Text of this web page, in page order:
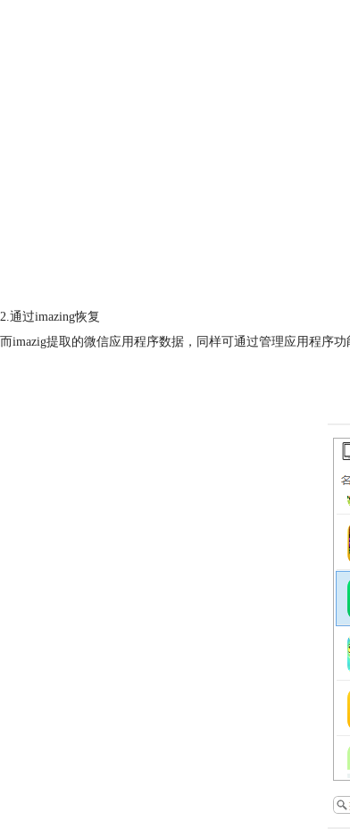
2.通过imazing恢复
而imazig提取的微信应用程序数据，同样可通过管理应用程序